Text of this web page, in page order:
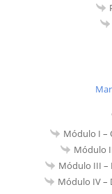
Módulo I –
Módulo
Módulo III –
Módulo IV –